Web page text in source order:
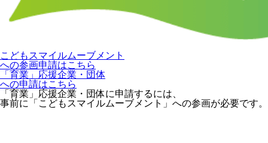
こどもスマイルムーブメント
への参画申請はこちら
「育業」応援企業・団体
への申請はこちら
「育業」応援企業・団体に申請するには、
事前に「こどもスマイルムーブメント」への参画が必要です。